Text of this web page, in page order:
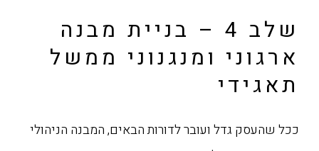
שלב 4 – בניית מבנה
ארגוני ומנגנוני ממשל
תאגידי
ככל שהעסק גדל ועובר לדורות הבאים, המבנה הניהולי